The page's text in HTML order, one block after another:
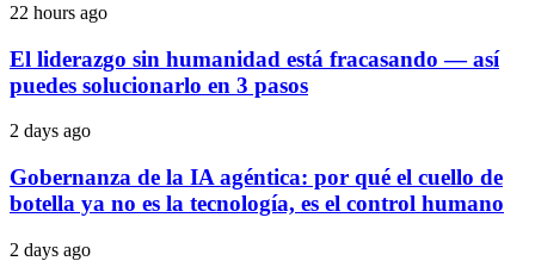
22 hours ago
El liderazgo sin humanidad está fracasando — así
puedes solucionarlo en 3 pasos
2 days ago
Gobernanza de la IA agéntica: por qué el cuello de
botella ya no es la tecnología, es el control humano
2 days ago